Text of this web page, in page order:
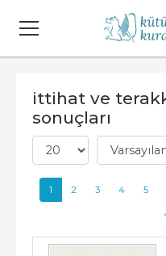
ittihat ve
sonuçları
1 2 3 4 5